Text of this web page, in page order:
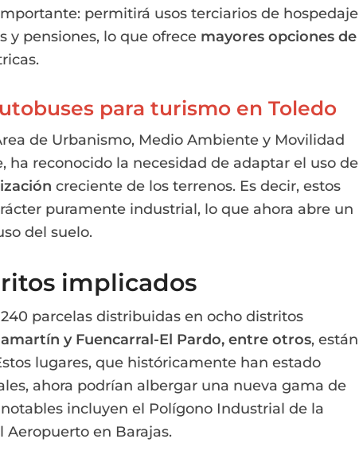
permitirá usos terciarios de hospedaje
y pensiones, lo que ofrece mayores opciones de
para turismo en Toledo
de Urbanismo, Medio Ambiente y Movilidad
ha reconocido la necesidad de adaptar el uso de
creciente de los terrenos. Es decir, estos
puramente industrial, lo que ahora abre un
del suelo.
implicados
parcelas distribuidas en ocho distritos
y Fuencarral-El Pardo, entre otros, están
lugares, que históricamente han estado
ahora podrían albergar una nueva gama de
incluyen el Polígono Industrial de la
Aeropuerto en Barajas.